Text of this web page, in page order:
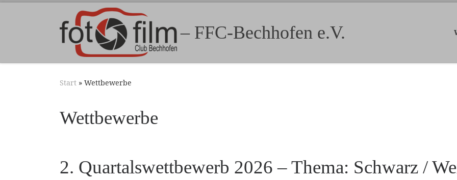
Zum Inhalt springen
– FFC-Bechhofen e.V.
Start » Wettbewerbe
Wettbewerbe
2. Quartalswettbewerb 2026 – Thema: Schwarz /